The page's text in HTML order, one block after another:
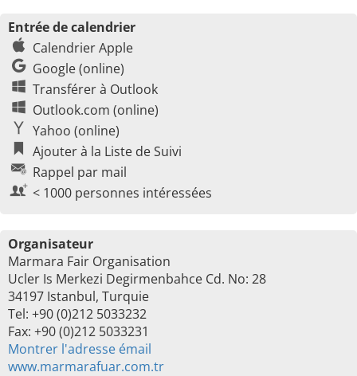
Entrée de calendrier
Calendrier Apple
Google (online)
Transférer à Outlook
Outlook.com (online)
Yahoo (online)
Ajouter à la Liste de Suivi
Rappel par mail
< 1000 personnes intéressées
Organisateur
Marmara Fair Organisation
Ucler Is Merkezi Degirmenbahce Cd. No: 28
34197 Istanbul, Turquie
Tel: +90 (0)212 5033232
Fax: +90 (0)212 5033231
Montrer l'adresse émail
www.marmarafuar.com.tr